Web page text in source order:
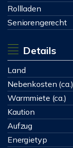
Rollladen
Seniorengerecht
Details
Land
Nebenkosten (ca.)
Warmmiete (ca.)
Kaution
Aufzug
Energietyp